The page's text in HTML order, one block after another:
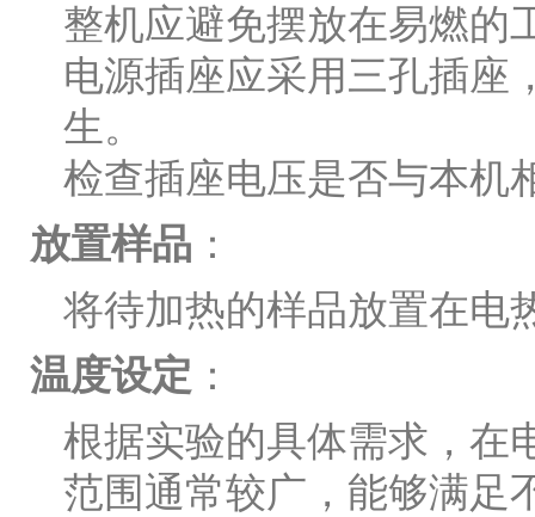
整机应避免摆放在易燃的
电源插座应采用三孔插座
生。
检查插座电压是否与本机
放置样品 ：
将待加热的样品放置在电
温度设定 ：
根据实验的具体需求，在
范围通常较广，能够满足